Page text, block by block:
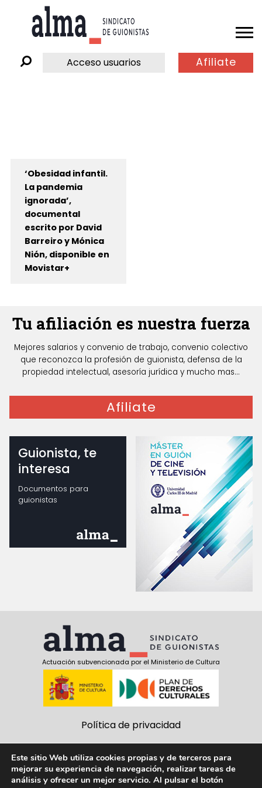
Acceso usuarios Afiliate
‘Obesidad infantil.
La pandemia
ignorada’,
documental
escrito por David
Barreiro y Mónica
Nión, disponible en
Movistar+
Tu afiliación es nuestra fuerza
Mejores salarios y convenio de trabajo, convenio colectivo
que reconozca la profesión de guionista, defensa de la
propiedad intelectual, asesoría jurídica y mucho mas...
Afiliate
Guionista, te
interesa
Documentos para
guionistas
Actuación subvencionada por el Ministerio de Cultura
Política de privacidad
Aviso Legal
Este sitio Web utiliza cookies propias y de terceros para
mejorar su experiencia de navegación, realizar tareas de
análisis y ofrecer un mejor servicio. Al pulsar el botón